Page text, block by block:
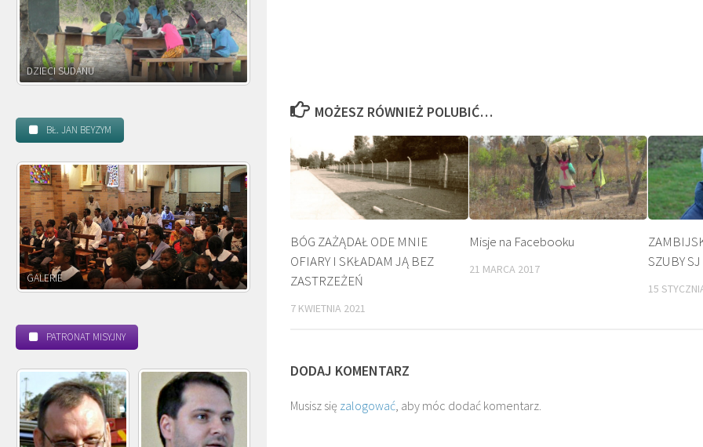
MOŻESZ RÓWNIEŻ POLUBIĆ…
BÓG ZAŻĄDAŁ ODE MNIE
OFIARY I SKŁADAM JĄ BEZ
ZASTRZEŻEŃ
7 KWIETNIA 2021
Misje na Facebooku
21 MARCA 2017
SZUBY SJ
15
DODAJ KOMENTARZ
Musisz się zalogować, aby móc dodać komentarz.
DZIECI ZAMBII
BŁ. JAN BEYZYM
POWOŁANIE MISYJNE
PATRONAT MISYJNY